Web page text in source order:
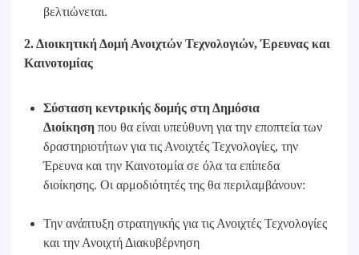
βελτιώνεται.
2. Διοικητική Δομή Ανοιχτών Τεχνολογιών, Έρευνας και
Καινοτομίας
Σύσταση κεντρικής δομής στη Δημόσια
Διοίκηση που θα είναι υπεύθυνη για την εποπτεία των
δραστηριοτήτων για τις Ανοιχτές Τεχνολογίες, την
Έρευνα και την Καινοτομία σε όλα τα επίπεδα
διοίκησης. Οι αρμοδιότητές της θα περιλαμβάνουν:
Την ανάπτυξη στρατηγικής για τις Ανοιχτές Τεχνολογίες
και την Ανοιχτή Διακυβέρνηση